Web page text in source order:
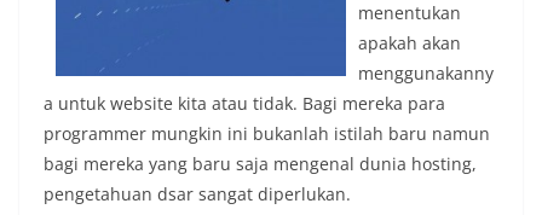
menentukan
apakah akan
menggunakanny
a untuk website kita atau tidak. Bagi mereka para
programmer mungkin ini bukanlah istilah baru namun
bagi mereka yang baru saja mengenal dunia hosting,
pengetahuan dsar sangat diperlukan.